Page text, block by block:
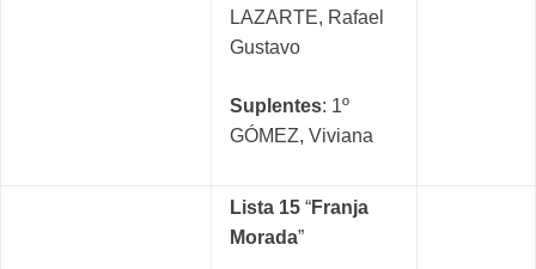
LAZARTE, Rafael
Gustavo
Suplentes: 1º
GÓMEZ, Viviana
Lista 15 “Franja
Morada”